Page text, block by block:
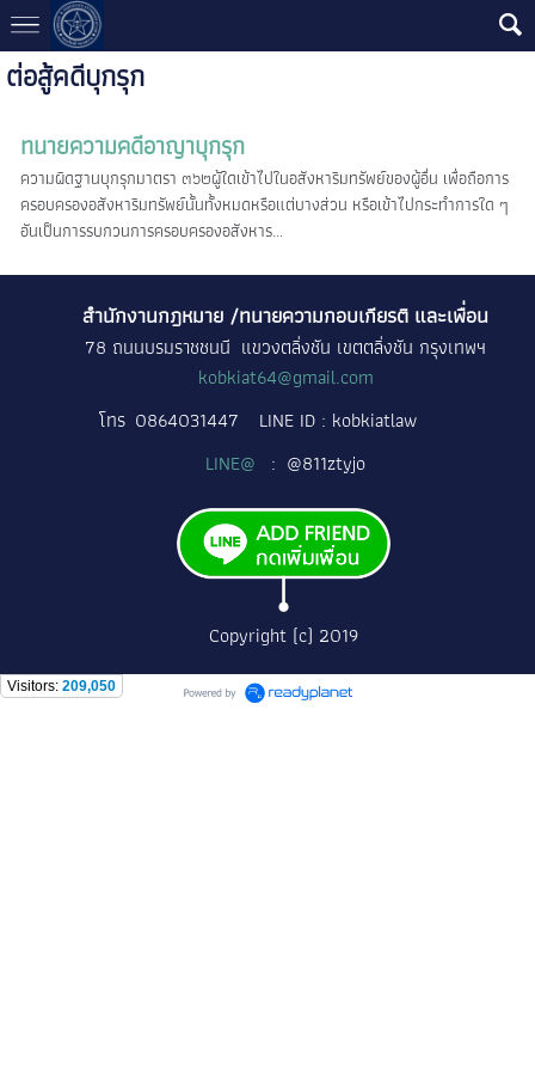
ต่อสู้คดีบุกรุก
ทนายความคดีอาญาบุกรุก
ความผิดฐานบุกรุกมาตรา ๓๖๒ผู้ใดเข้าไปในอสังหาริมทรัพย์ของผู้อื่น เพื่อถือการ
ครอบครองอสังหาริมทรัพย์นั้นทั้งหมดหรือแต่บางส่วน หรือเข้าไปกระทำการใด ๆ
อันเป็นการรบกวนการครอบครองอสังหาร...
สำนักงานกฎหมาย /ทนายความกอบเกียรติ และเพื่อน
78 ถนนบรมราชชนนี แขวงตลิ่งชัน เขตตลิ่งชัน กรุงเทพฯ
kobkiat64@gmail.com
โทร 0864031447
LINE ID : kobkiatlaw
LINE@ : @811ztyjo
Copyright (c) 2019
Visitors: 209,050